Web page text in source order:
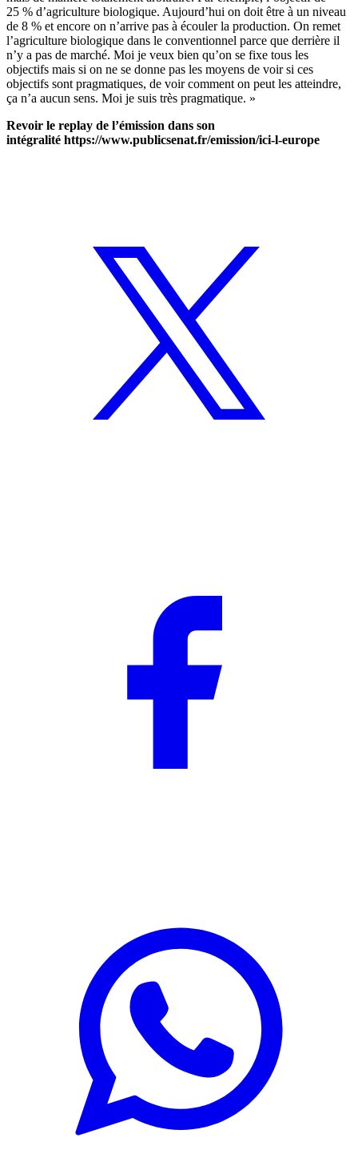
25 % d’agriculture biologique. Aujourd’hui on doit être à un niveau
de 8 % et encore on n’arrive pas à écouler la production. On remet
l’agriculture biologique dans le conventionnel parce que derrière il
n’y a pas de marché. Moi je veux bien qu’on se fixe tous les
objectifs mais si on ne se donne pas les moyens de voir si ces
objectifs sont pragmatiques, de voir comment on peut les atteindre,
ça n’a aucun sens. Moi je suis très pragmatique. »
Revoir le replay de l’émission dans son
intégralité https://www.publicsenat.fr/emission/ici-l-europe